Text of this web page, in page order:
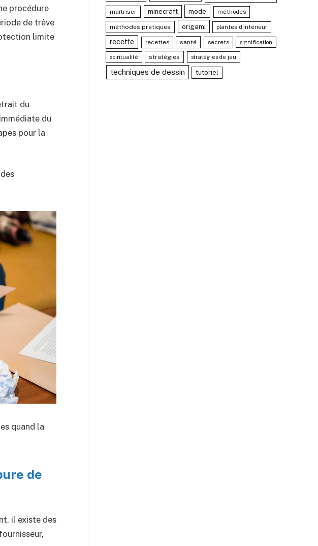
procédure
de trêve
limite
du
du
pour la
quand la
de
il existe des
maîtriser minecraft mode méthodes
méthodes pratiques origami plantes d'intérieur
recette recettes santé secrets signification
spiritualité stratégies stratégies de jeu
techniques de dessin tutoriel